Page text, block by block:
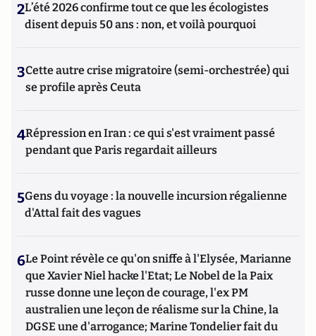
2L’été 2026 confirme tout ce que les écologistes
disent depuis 50 ans : non, et voilà pourquoi
3Cette autre crise migratoire (semi-orchestrée) qui
se profile après Ceuta
4Répression en Iran : ce qui s'est vraiment passé
pendant que Paris regardait ailleurs
5Gens du voyage : la nouvelle incursion régalienne
d'Attal fait des vagues
6Le Point révèle ce qu'on sniffe à l'Elysée, Marianne
que Xavier Niel hacke l'Etat; Le Nobel de la Paix
russe donne une leçon de courage, l'ex PM
australien une leçon de réalisme sur la Chine, la
DGSE une d'arrogance; Marine Tondelier fait du